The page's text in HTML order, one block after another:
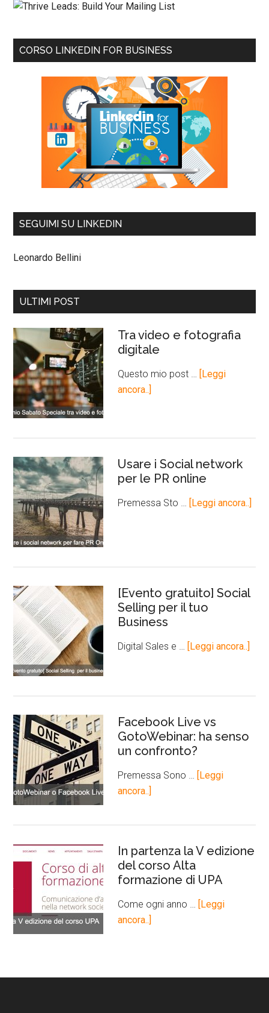
CORSO LINKEDIN FOR BUSINESS
SEGUIMI SU LINKEDIN
Leonardo Bellini
ULTIMI POST
Tra video e fotografia
digitale
Questo mio post …
[Leggi
ancora..]
Usare i Social network
per le PR online
Premessa Sto … [Leggi ancora..]
[Evento gratuito] Social
Selling per il tuo
Business
Digital Sales e … [Leggi ancora..]
Facebook Live vs
GotoWebinar: ha senso
un confronto?
Premessa Sono …
[Leggi
ancora..]
In partenza la V edizione
del corso Alta
formazione di UPA
Come ogni anno …
[Leggi
ancora..]